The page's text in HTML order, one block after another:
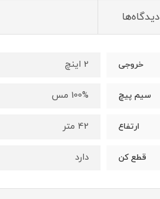
دیدگاه‌ها
خروجی 2 اینچ
سیم پیچ 100% مس
ارتفاع 42 متر
قطع کن دارد